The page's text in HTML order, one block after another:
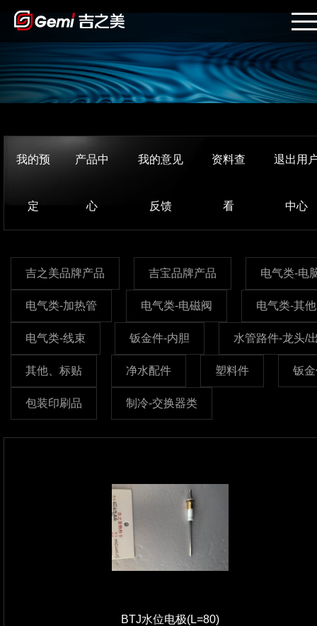
我的预
定
产品中
心
我的意见
反馈
资料查
看
退出用
中心
吉之美品牌产品 吉宝品牌产品 电气类-电
电气类-加热管 电气类-电磁阀 电气类-其他
电气类-线束 钣金件-内胆 水管路件-龙头/
其他、标贴 净水配件 塑料件 钣
包装印刷品 制冷-交换器类
BTJ水位电极(L=80)